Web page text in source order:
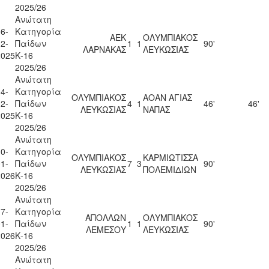
2025/26
Ανώτατη
Κατηγορία
Παίδων
Κ-16
2025/26
ΑΕΚ
ΛΑΡΝΑΚΑΣ1 1 ΟΛΥΜΠΙΑΚΟΣ
ΛΕΥΚΩΣΙΑΣ
90'
Ανώτατη
Κατηγορία
Παίδων
Κ-16
2025/26
ΟΛΥΜΠΙΑΚΟΣ
ΛΕΥΚΩΣΙΑΣ4 1 ΑΟΑΝ ΑΓΙΑΣ
ΝΑΠΑΣ
46' 46'
Ανώτατη
Κατηγορία
Παίδων
Κ-16
2025/26
ΟΛΥΜΠΙΑΚΟΣ
ΛΕΥΚΩΣΙΑΣ7 3 ΚΑΡΜΙΩΤΙΣΣΑ
ΠΟΛΕΜΙΔΙΩΝ
90'
Ανώτατη
Κατηγορία
Παίδων
Κ-16
2025/26
ΑΠΟΛΛΩΝ
ΛΕΜΕΣΟΥ1 1 ΟΛΥΜΠΙΑΚΟΣ
ΛΕΥΚΩΣΙΑΣ
90'
Ανώτατη